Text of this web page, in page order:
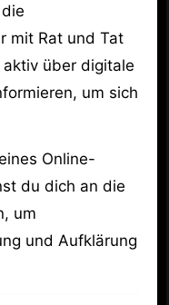
mit Rat und Tat
über digitale
um sich
Online-
du dich an die
um
und Aufklärung